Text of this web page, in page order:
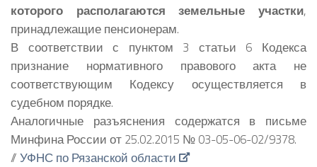
которого располагаются земельные участки,
принадлежащие пенсионерам.
В соответствии с пунктом 3 статьи 6 Кодекса
признание нормативного правового акта не
соответствующим Кодексу осуществляется в
судебном порядке.
Аналогичные разъяснения содержатся в письме
Минфина России от 25.02.2015 № 03-05-06-02/9378.
// УФНС по Рязанской области